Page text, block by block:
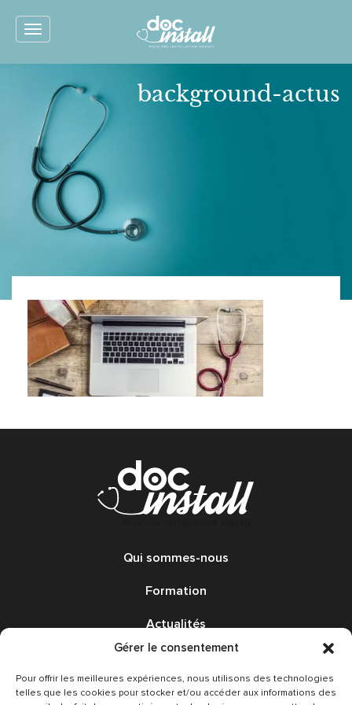
Gérer le consentement
Pour offrir les meilleures expériences, nous utilisons des technologies
telles que les cookies pour stocker et/ou accéder aux informations des
Toggle
background-actus
Qui sommes-nous
Formation
Actualités
Avis